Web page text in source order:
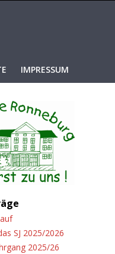
IMPRESSUM
SJ 2025/2026
2025/26